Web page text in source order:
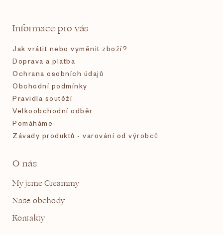
Informace pro vás
Jak vrátit nebo vyměnit zboží?
Doprava a platba
Ochrana osobních údajů
Obchodní podmínky
Pravidla soutěží
Velkoobchodní odběr
Pomáháme
Závady produktů - varování od výrobců
O nás
My jsme Creammy
Naše obchody
Kontakty